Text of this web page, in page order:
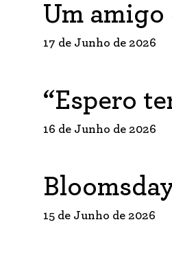
Um
17 de Junho de 2026
“Espero
16 de Junho de 2026
15 de Junho de 2026